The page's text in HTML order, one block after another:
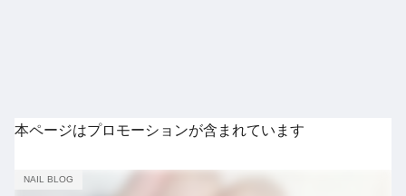
本ページはプロモーションが含まれています
NAIL BLOG